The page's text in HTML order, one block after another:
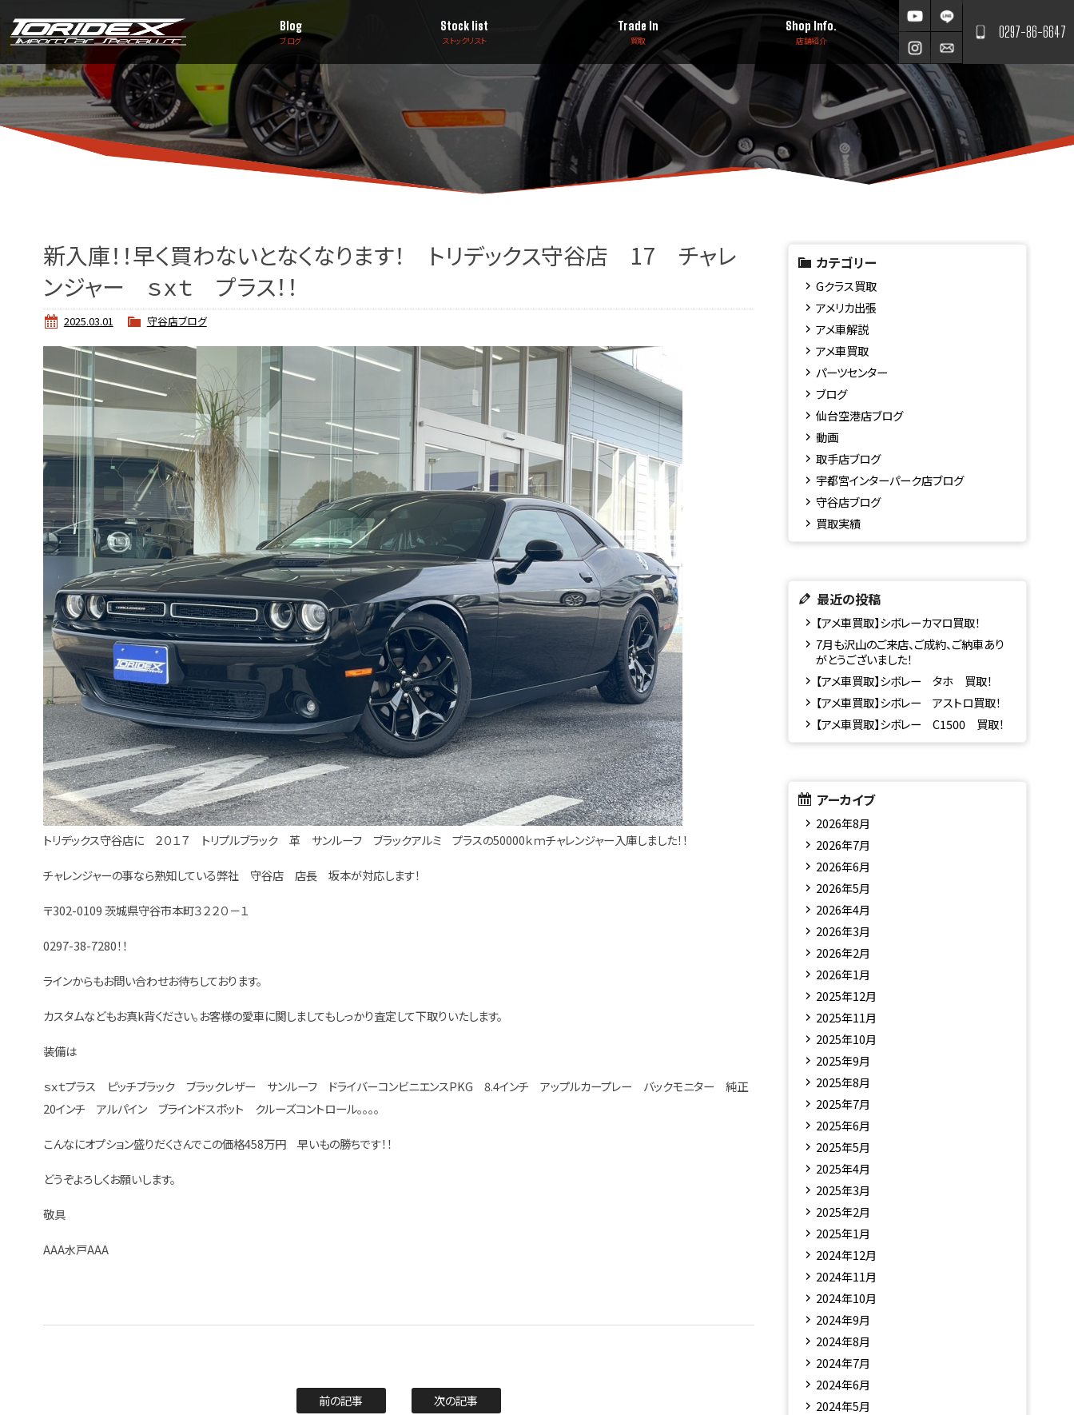
0297-86-6647
Blog
ブログ
Stock list
ストックリスト
Trade In
買取
Shop Info.
店舗紹介
新入庫！！早く買わないとなくなります！ トリデックス守谷店 17 チャレ
ンジャー ｓｘｔ プラス！！
2025.03.01 守谷店ブログ
トリデックス守谷店に ２０１７ トリプルブラック 革 サンルーフ ブラックアルミ プラスの50000ｋｍチャレンジャー入庫しました！！
チャレンジャーの事なら熟知している弊社 守谷店 店長 坂本が対応します！
〒302-0109 茨城県守谷市本町３２２０－１
0297-38-7280！！
ラインからもお問い合わせお待ちしております。
カスタムなどもお真k背ください。お客様の愛車に関しましてもしっかり査定して下取りいたします。
装備は
ｓｘｔプラス ピッチブラック ブラックレザー サンルーフ ドライバーコンビニエンスPKG 8.4インチ アップルカープレー バックモニター 純正
20インチ アルパイン ブラインドスポット クルーズコントロール。。。。
こんなにオプション盛りだくさんでこの価格458万円 早いもの勝ちです！！
どうぞよろしくお願いします。
敬具
AAA水戸AAA
前の記事 次の記事
カテゴリー
Gクラス買取
アメリカ出張
アメ車解説
アメ車買取
パーツセンター
ブログ
仙台空港店ブログ
動画
取手店ブログ
宇都宮インターパーク店ブログ
守谷店ブログ
買取実績
最近の投稿
【アメ車買取】シボレーカマロ買取！
7月も沢山のご来店、ご成約、ご納車あり
がとうございました！
【アメ車買取】シボレー タホ 買取！
【アメ車買取】シボレー アストロ買取！
【アメ車買取】シボレー C1500 買取！
アーカイブ
2026年8月
2026年7月
2026年6月
2026年5月
2026年4月
2026年3月
2026年2月
2026年1月
2025年12月
2025年11月
2025年10月
2025年9月
2025年8月
2025年7月
2025年6月
2025年5月
2025年4月
2025年3月
2025年2月
2025年1月
2024年12月
2024年11月
2024年10月
2024年9月
2024年8月
2024年7月
2024年6月
2024年5月